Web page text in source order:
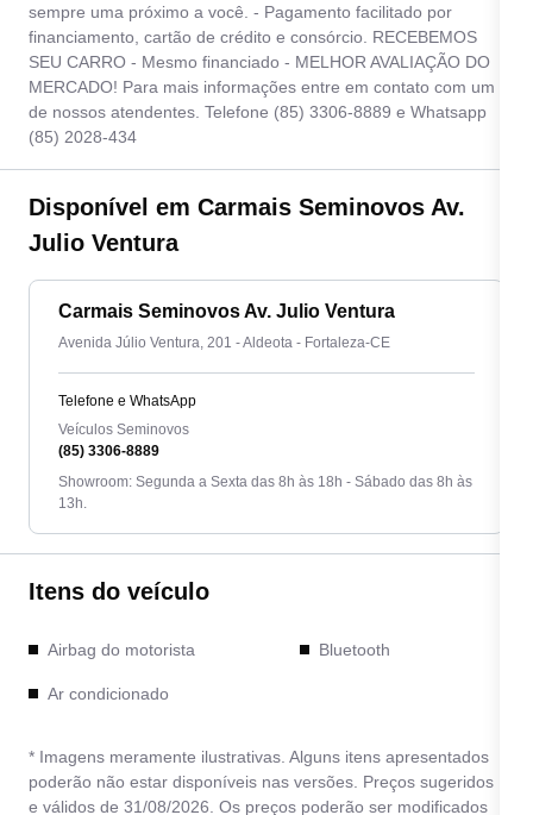
sempre uma próximo a você. - Pagamento facilitado por
financiamento, cartão de crédito e consórcio. RECEBEMOS
SEU CARRO - Mesmo financiado - MELHOR AVALIAÇÃO DO
MERCADO! Para mais informações entre em contato com um
de nossos atendentes. Telefone (85) 3306-8889 e Whatsapp
(85) 2028-434
Disponível em Carmais Seminovos Av.
Julio Ventura
Carmais Seminovos Av. Julio Ventura
Avenida Júlio Ventura, 201 - Aldeota - Fortaleza-CE
Telefone e WhatsApp
Veículos Seminovos
(85) 3306-8889
Showroom: Segunda a Sexta das 8h às 18h - Sábado das 8h às
13h.
Itens do veículo
Airbag do motorista
Ar condicionado
Bluetooth
* Imagens meramente ilustrativas. Alguns itens apresentados
poderão não estar disponíveis nas versões. Preços sugeridos
e válidos de 31/08/2026. Os preços poderão ser modificados